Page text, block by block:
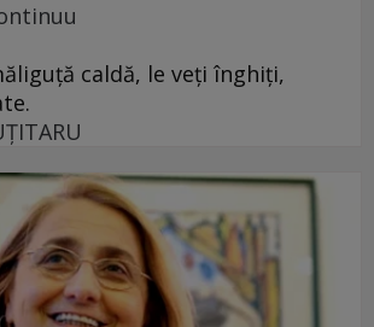
caldă, le veţi înghiţi,